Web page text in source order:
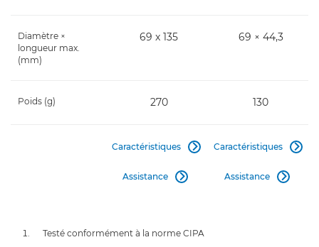
Diamètre ×
longueur max.
(mm)
69 x 135 69 × 44,3
Poids (g) 270 130
Caractéristiques 
Assistance 
Caractéristiques 
Assistance 
Testé conformément à la norme CIPA